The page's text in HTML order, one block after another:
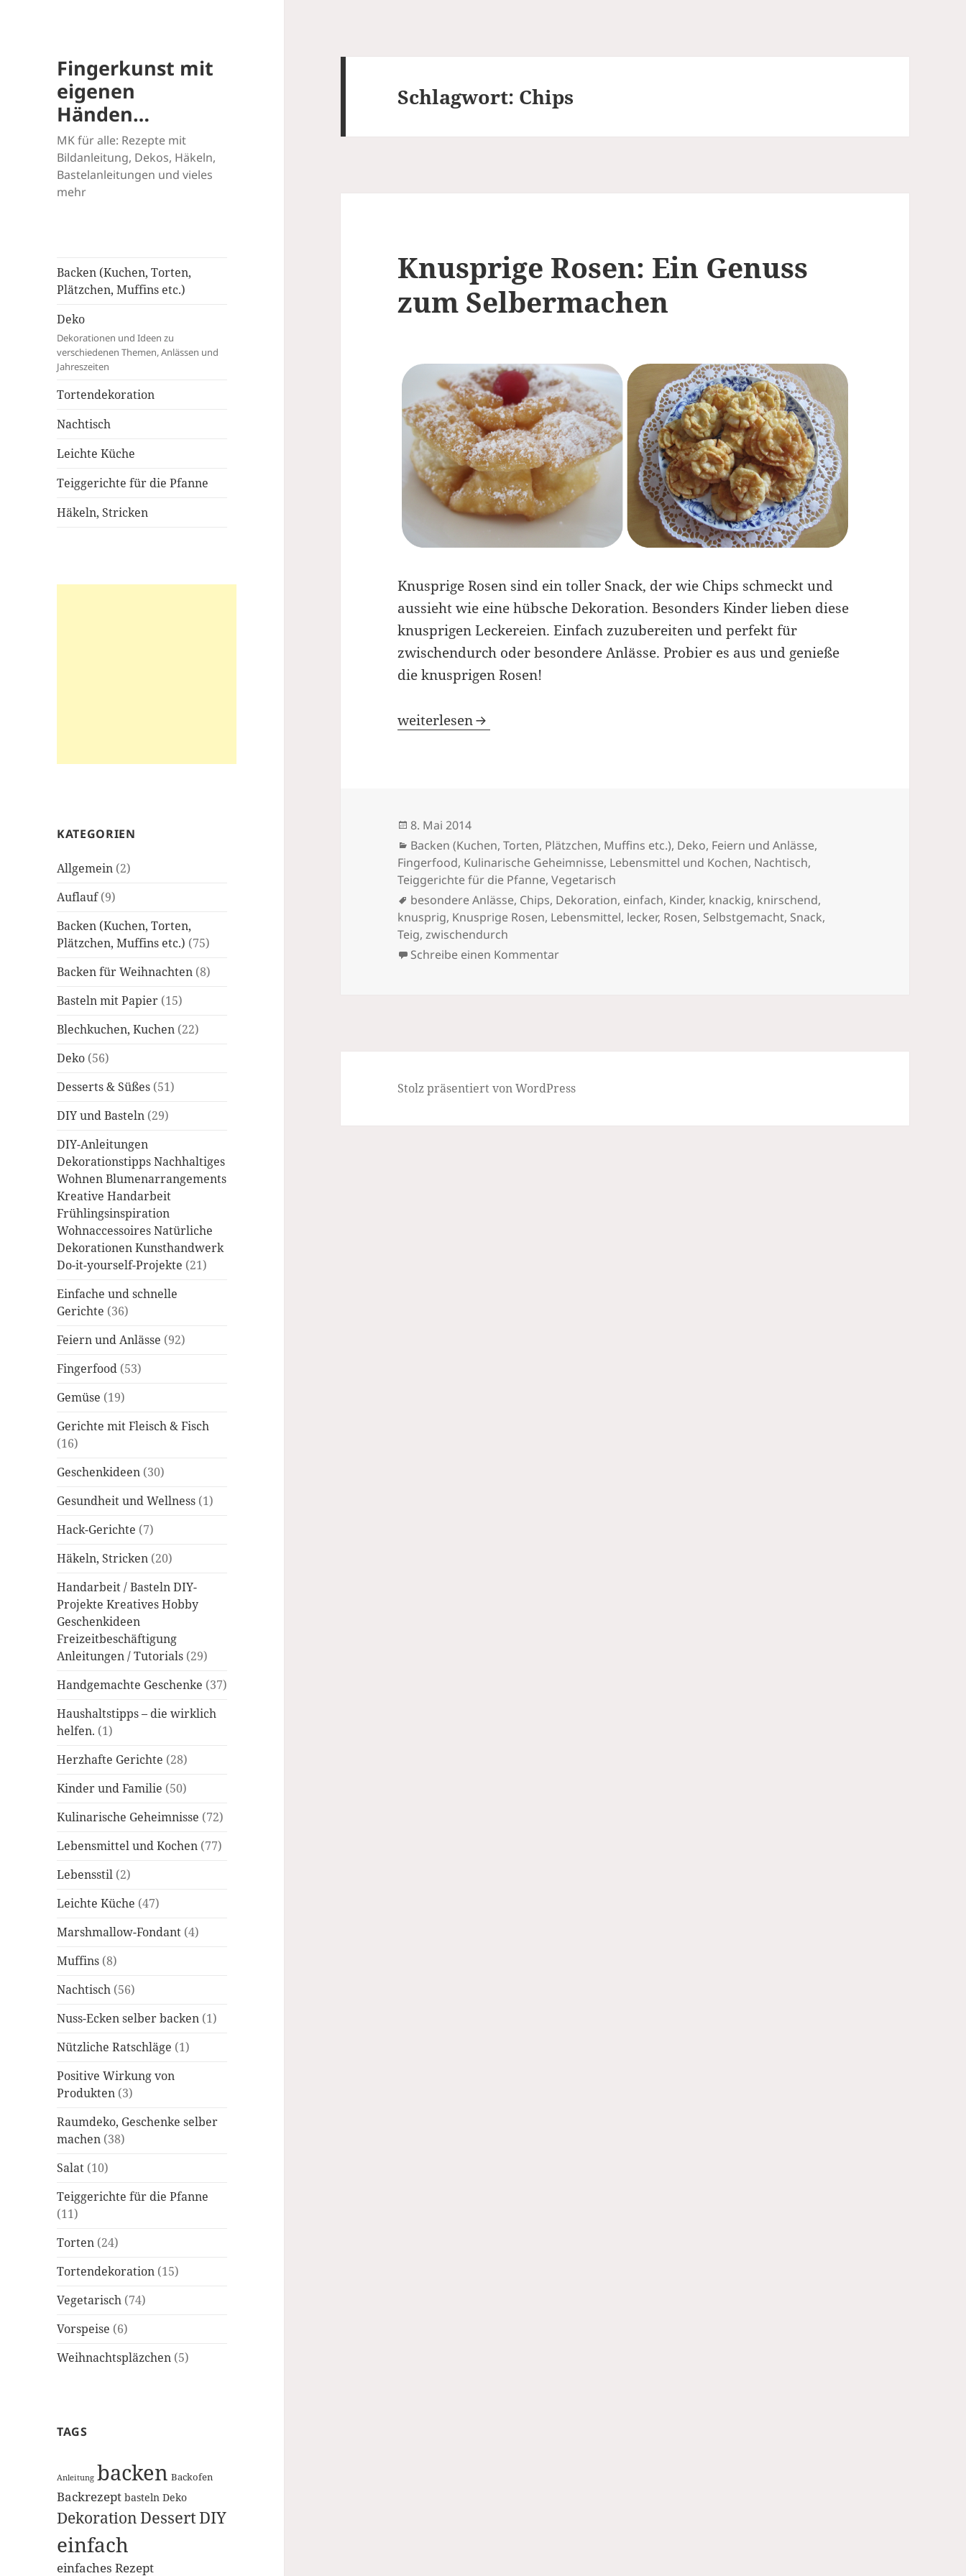
Fingerkunst mit
eigenen
Händen…
MK für alle: Rezepte mit
Bildanleitung, Dekos, Häkeln,
Bastelanleitungen und vieles
mehr
Backen (Kuchen, Torten,
Plätzchen, Muffins etc.)
Deko
Dekorationen und Ideen zu
verschiedenen Themen, Anlässen und
Jahreszeiten
Tortendekoration
Nachtisch
Leichte Küche
Teiggerichte für die Pfanne
Häkeln, Stricken
KATEGORIEN
Allgemein (2)
Auflauf(9)
Backen (Kuchen, Torten,
Plätzchen, Muffins etc.) (75)
Backen für Weihnachten (8)
Basteln mit Papier (15)
Blechkuchen, Kuchen (22)
Deko (56)
Desserts & Süßes (51)
DIY und Basteln (29)
DIY-Anleitungen
Dekorationstipps Nachhaltiges
Wohnen Blumenarrangements
Kreative Handarbeit
Frühlingsinspiration
Wohnaccessoires Natürliche
Dekorationen Kunsthandwerk
Do-it-yourself-Projekte (21)
Einfache und schnelle
Gerichte (36)
Feiern und Anlässe (92)
Fingerfood (53)
Gemüse (19)
Gerichte mit Fleisch & Fisch
(16)
Geschenkideen (30)
Gesundheit und Wellness (1)
Hack-Gerichte (7)
Häkeln, Stricken (20)
Handarbeit / Basteln DIY-
Projekte Kreatives Hobby
Geschenkideen
Freizeitbeschäftigung
Anleitungen / Tutorials (29)
Handgemachte Geschenke (37)
Haushaltstipps – die wirklich
helfen. (1)
Herzhafte Gerichte (28)
Kinder und Familie (50)
Kulinarische Geheimnisse (72)
Lebensmittel und Kochen (77)
Lebensstil (2)
Leichte Küche (47)
Marshmallow-Fondant (4)
Muffins (8)
Nachtisch (56)
Nuss-Ecken selber backen (1)
Nützliche Ratschläge (1)
Positive Wirkung von
Produkten (3)
Raumdeko, Geschenke selber
machen (38)
Salat (10)
Teiggerichte für die Pfanne
(11)
Torten (24)
Tortendekoration (15)
Vegetarisch (74)
Vorspeise (6)
Weihnachtspläzchen (5)
TAGS
Anleitung backen Backofen
Backrezept basteln Deko
DekorationDessertDIY
einfach
einfaches Rezept
Schlagwort: Chips
Knusprige Rosen: Ein Genuss
zum Selbermachen
Knusprige Rosen sind ein toller Snack, der wie Chips schmeckt und
aussieht wie eine hübsche Dekoration. Besonders Kinder lieben diese
knusprigen Leckereien. Einfach zuzubereiten und perfekt für
zwischendurch oder besondere Anlässe. Probier es aus und genieße
die knusprigen Rosen!
Knusprige Rosen: Ein Genuss zum Selbermachen
weiterlesen
Veröffentlicht
am
8. Mai 2014
Kategorien
Backen (Kuchen, Torten, Plätzchen, Muffins etc.), Deko, Feiern und Anlässe,
Fingerfood, Kulinarische Geheimnisse, Lebensmittel und Kochen, Nachtisch,
Teiggerichte für die Pfanne,Vegetarisch
Schlagwörter
besondere Anlässe, Chips, Dekoration, einfach, Kinder, knackig, knirschend,
knusprig, Knusprige Rosen, Lebensmittel, lecker, Rosen, Selbstgemacht, Snack,
Teig,zwischendurch
Schreibe einen Kommentarzu Knusprige Rosen: Ein Genuss zum Selbermachen
Stolz präsentiert von WordPress